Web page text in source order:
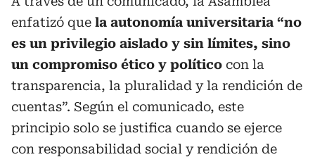
enfatizó que la autonomía universitaria “no
es un privilegio aislado y sin límites, sino
un compromiso ético y político con la
transparencia, la pluralidad y la rendición de
cuentas”. Según el comunicado, este
principio solo se justifica cuando se ejerce
con responsabilidad social y rendición de